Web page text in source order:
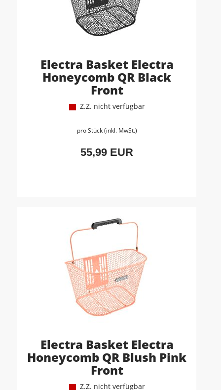
Electra Basket Electra
Honeycomb QR Black
Front
Z.Z. nicht verfügbar
pro Stück (inkl. MwSt.)
55,99 EUR
Electra Basket Electra
Honeycomb QR Blush Pink
Front
Z.Z. nicht verfügbar